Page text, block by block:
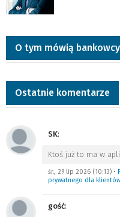
O tym mówią bankowcy
Ostatnie komentarze
SK:
Ktoś już to ma w
śr., 29 lip 2026 (10:13) •
prywatnego dla
gość: